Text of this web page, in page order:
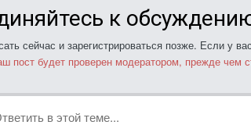
к
сейчас и зарегистрироваться позже. Если у
пост будет проверен модератором, прежде чем
в этой теме...